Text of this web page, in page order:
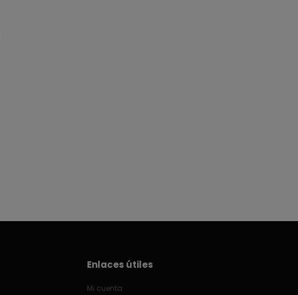
Enlaces útiles
Mi cuenta